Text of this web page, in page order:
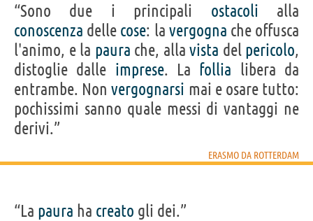
“Sono due i principali ostacoli alla
conoscenza delle cose: la vergogna che offusca
l'animo, e la paura che, alla vista del pericolo,
distoglie dalle imprese. La follia libera da
entrambe. Nonvergognarsi mai e osare tutto:
pochissimi sanno quale messi di vantaggi ne
derivi.”
ERASMO DA ROTTERDAM
“La paura ha creato gli dei.”